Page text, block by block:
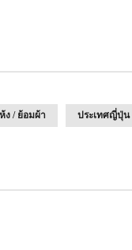
ง / ย้อมผ้า ประเทศญี่ปุ่น